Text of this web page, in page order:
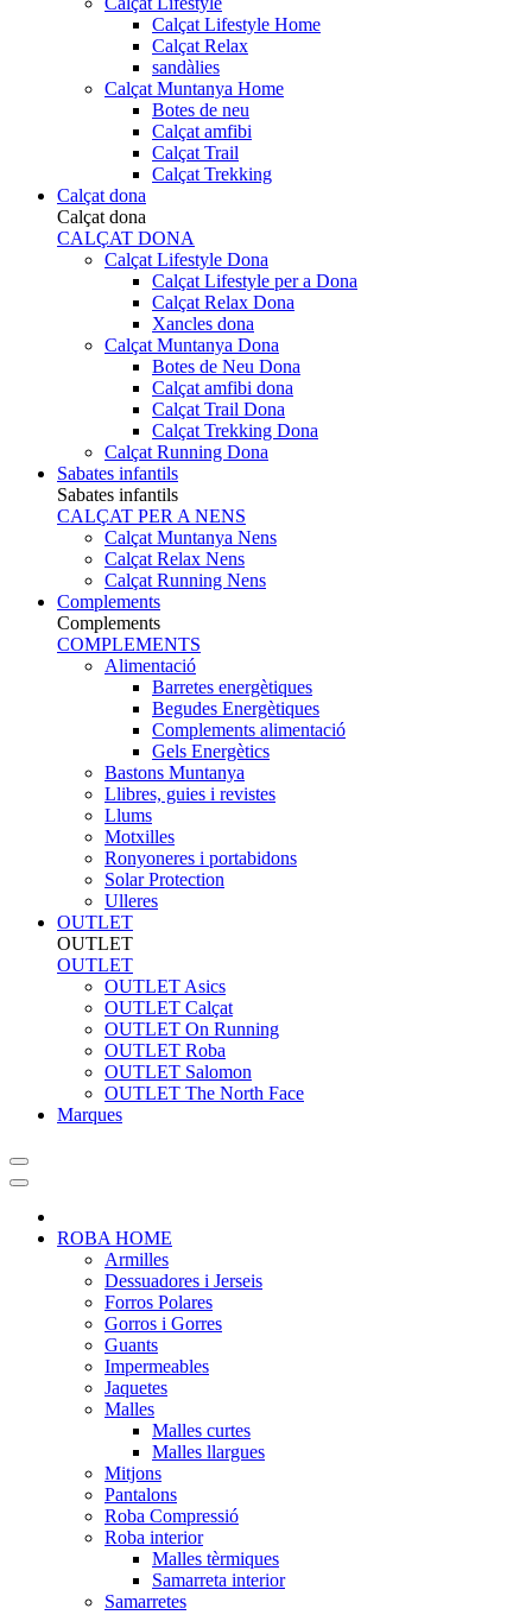
Calçat Lifestyle Home
Calçat Relax
sandàlies
Calçat Muntanya Home
Botes de neu
Calçat amfibi
Calçat Trail
Calçat Trekking
Calçat dona
Calçat dona
CALÇAT DONA
Calçat Lifestyle Dona
Calçat Lifestyle per a Dona
Calçat Relax Dona
Xancles dona
Calçat Muntanya Dona
Botes de Neu Dona
Calçat amfibi dona
Calçat Trail Dona
Calçat Trekking Dona
Calçat Running Dona
Sabates infantils
Sabates infantils
CALÇAT PER A NENS
Calçat Muntanya Nens
Calçat Relax Nens
Calçat Running Nens
Complements
Complements
COMPLEMENTS
Alimentació
Barretes energètiques
Begudes Energètiques
Complements alimentació
Gels Energètics
Bastons Muntanya
Llibres, guies i revistes
Llums
Motxilles
Ronyoneres i portabidons
Solar Protection
Ulleres
OUTLET
OUTLET
OUTLET
OUTLET Asics
OUTLET Calçat
OUTLET On Running
OUTLET Roba
OUTLET Salomon
OUTLET The North Face
Marques
ROBA HOME
Armilles
Dessuadores i Jerseis
Forros Polares
Gorros i Gorres
Guants
Impermeables
Jaquetes
Malles
Malles curtes
Malles llargues
Mitjons
Pantalons
Roba Compressió
Roba interior
Malles tèrmiques
Samarreta interior
Samarretes